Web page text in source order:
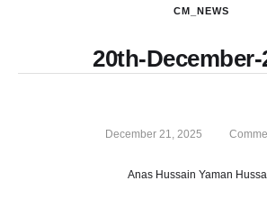
CM_NEWS
20th-December-
December 21, 2025
Anas Hussain Yaman